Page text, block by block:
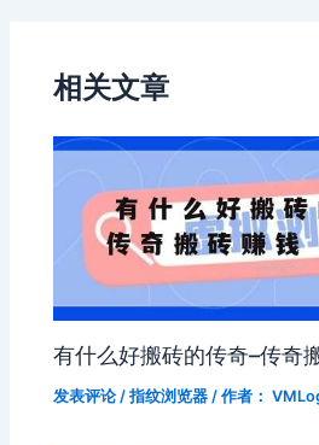
相关文章
有什么好搬砖的传奇–传奇
发表评论 /指纹浏览器 / 作者：